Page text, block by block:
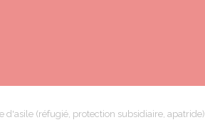
d'asile (réfugié, protection subsidiaire, apatride)